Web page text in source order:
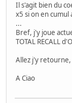
Il s'agit bien du
x5 si on en cumul
...
Bref, j'y joue
TOTAL RECALL
Allez j'y retourne,
A Ciao